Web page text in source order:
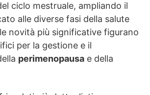
ciclo mestruale, ampliando il
alle diverse fasi della salute
novità più significative figurano
per la gestione e il
perimenopausa e della